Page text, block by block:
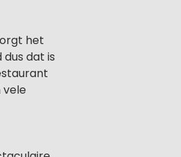
het
dat is
vele